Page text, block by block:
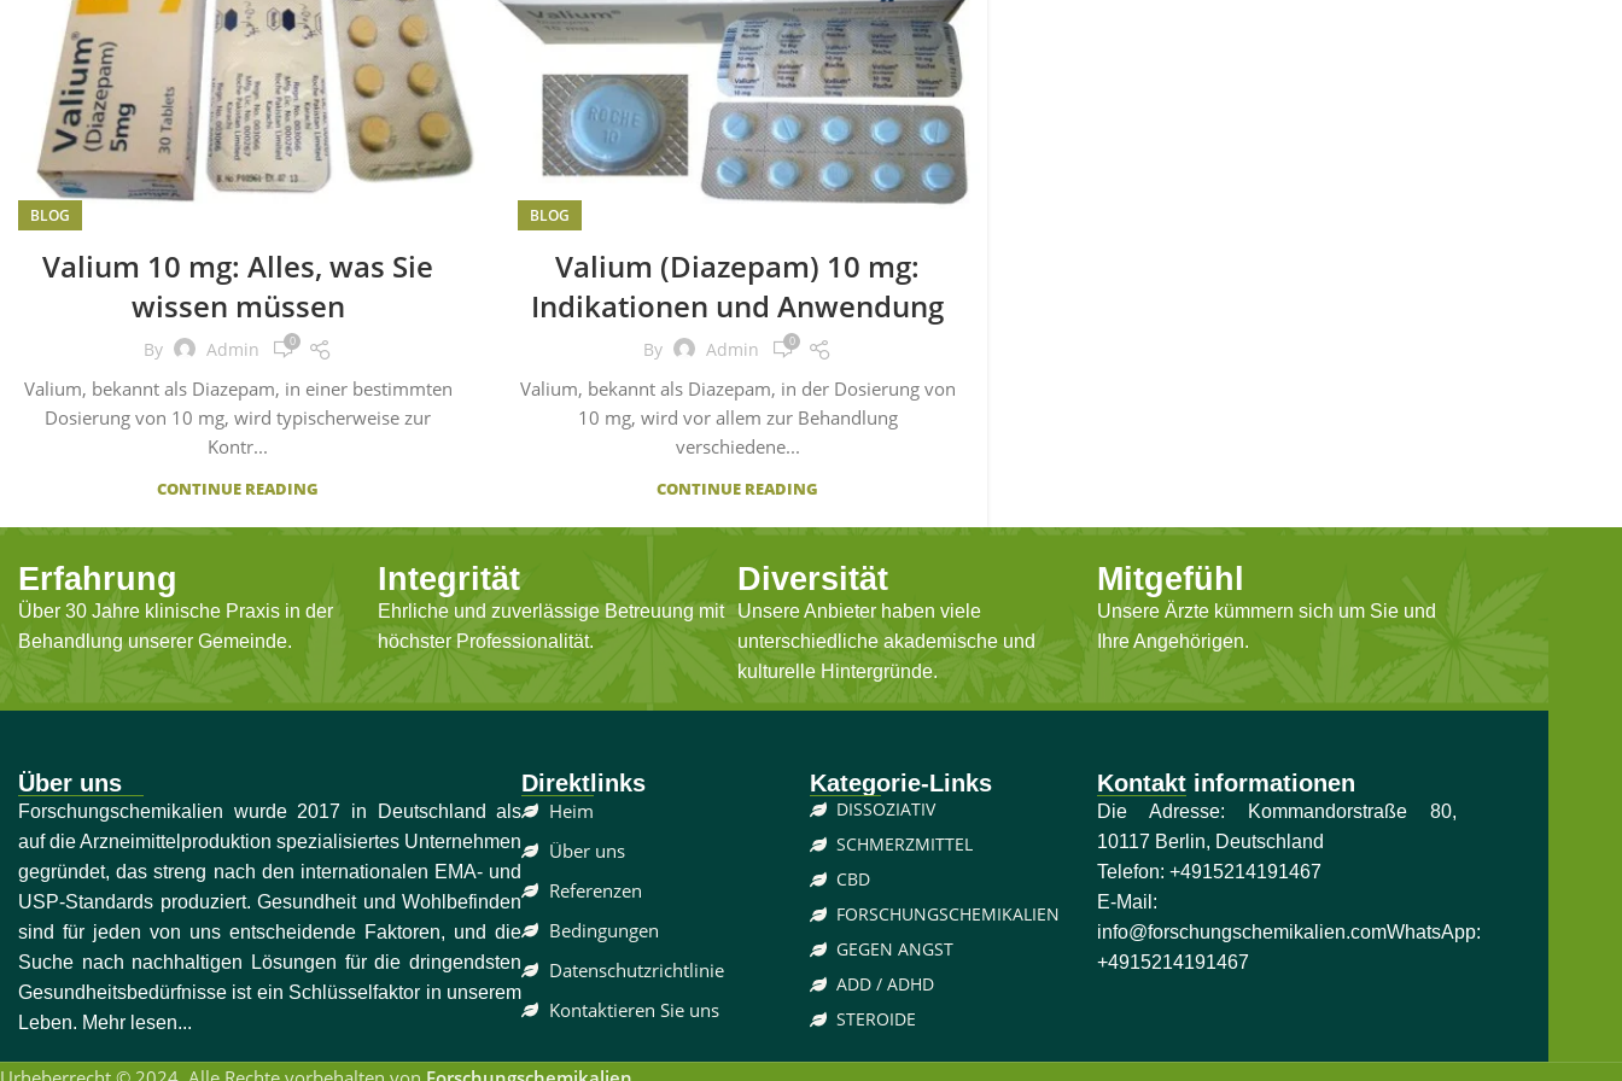
BLOG
Valium 10 mg: Alles, was Sie
wissen müssen
By Admin 0
Valium, bekannt als Diazepam, in einer bestimmten
Dosierung von 10 mg, wird typischerweise zur
Kontr...
CONTINUE READING
BLOG
Valium (Diazepam) 10 mg:
Indikationen und Anwendung
By Admin 0
Valium, bekannt als Diazepam, in der Dosierung von
10 mg, wird vor allem zur Behandlung
verschiedene...
CONTINUE READING
Erfahrung
Über 30 Jahre klinische Praxis in der
Behandlung unserer Gemeinde.
Integrität
Ehrliche und zuverlässige Betreuung mit
höchster Professionalität.
Diversität
Unsere Anbieter haben viele
unterschiedliche akademische und
kulturelle Hintergründe.
Mitgefühl
Unsere Ärzte kümmern sich um Sie und
Ihre Angehörigen.
Über uns
Forschungschemikalien wurde 2017 in Deutschland als
auf die Arzneimittelproduktion spezialisiertes Unternehmen
gegründet, das streng nach den internationalen EMA- und
USP-Standards produziert. Gesundheit und Wohlbefinden
sind für jeden von uns entscheidende Faktoren, und die
Suche nach nachhaltigen Lösungen für die dringendsten
Gesundheitsbedürfnisse ist ein Schlüsselfaktor in unserem
Leben. Mehr lesen...
Direktlinks
Heim
Über uns
Referenzen
Bedingungen
Datenschutzrichtlinie
Kontaktieren Sie uns
Kategorie-Links
DISSOZIATIV
SCHMERZMITTEL
CBD
FORSCHUNGSCHEMIKALIEN
GEGEN ANGST
ADD / ADHD
STEROIDE
Kontakt informationen
Die Adresse: Kommandorstraße 80,
10117 Berlin, Deutschland
Telefon: +4915214191467
E-Mail:
info@forschungschemikalien.comWhatsApp:
+4915214191467